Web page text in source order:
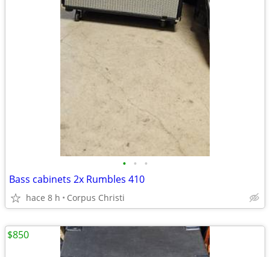
• • •
Bass cabinets 2x Rumbles 410
hace 8 h Corpus Christi
$850